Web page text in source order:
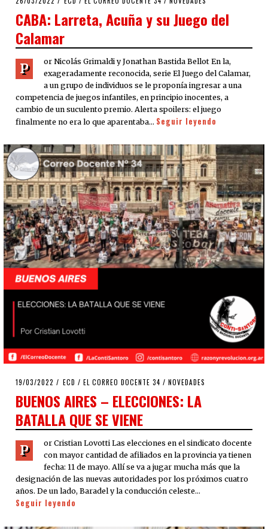
CABA: Larreta, Acuña y su Juego del
Calamar
P
or Nicolás Grimaldi y Jonathan Bastida Bellot En la,
exageradamente reconocida, serie El Juego del Calamar,
a un grupo de individuos se le proponía ingresar a una
competencia de juegos infantiles, en principio inocentes, a
cambio de un suculento premio. Alerta spoilers: el juego
finalmente no era lo que aparentaba… Seguir leyendo
POSTED
19/03/2022 19/03/2022
ECD / EL CORREO DOCENTE 34 / NOVEDADES
BUENOS AIRES – ELECCIONES: LA
BATALLA QUE SE VIENE
P
or Cristian Lovotti Las elecciones en el sindicato docente
con mayor cantidad de afiliados en la provincia ya tienen
fecha: 11 de mayo. Allí se va a jugar mucha más que la
designación de las nuevas autoridades por los próximos cuatro
años. De un lado, Baradel y la conducción celeste…
Seguir leyendo